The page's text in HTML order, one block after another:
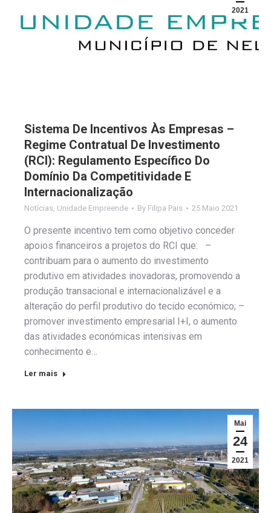
2021
Sistema De Incentivos Às Empresas –
Regime Contratual De Investimento
(RCI): Regulamento Específico Do
Domínio Da Competitividade E
Internacionalização
Notícias Unidade Empreende By Filipa Pais 25 Maio 2021
O presente incentivo tem como objetivo conceder
apoios financeiros a projetos do RCI que: –
contribuam para o aumento do investimento
produtivo em atividades inovadoras, promovendo a
produção transacional e internacionalizável e a
alteração do perfil produtivo do tecido económico; –
promover investimento empresarial I+I, o aumento
das atividades económicas intensivas em
conhecimento e…
Ler mais
Mai
24
2021